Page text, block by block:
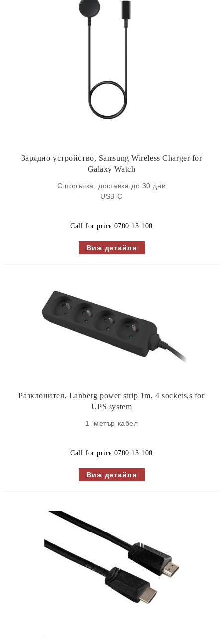
Зарядно устройство, Samsung Wireless Charger for
Galaxy Watch
С поръчка, доставка до 30 дни
USB-C
Call for price 0700 13 100
Виж детайли
Разклонител, Lanberg power strip 1m, 4 sockets,s for
UPS system
1 метър кабел
Call for price 0700 13 100
Виж детайли